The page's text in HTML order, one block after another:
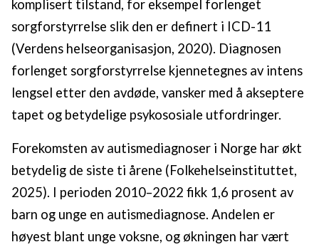
komplisert tilstand, for eksempel forlenget
sorgforstyrrelse slik den er definert i ICD-11
(Verdens helseorganisasjon, 2020). Diagnosen
forlenget sorgforstyrrelse kjennetegnes av intens
lengsel etter den avdøde, vansker med å akseptere
tapet og betydelige psykososiale utfordringer.
Forekomsten av autismediagnoser i Norge har økt
betydelig de siste ti årene (Folkehelseinstituttet,
2025). I perioden 2010–2022 fikk 1,6 prosent av
barn og unge en autismediagnose. Andelen er
høyest blant unge voksne, og økningen har vært